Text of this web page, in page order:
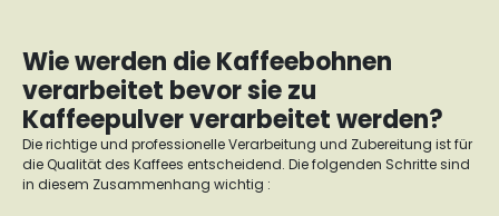
Wie werden die Kaffeebohnen
verarbeitet bevor sie zu
Kaffeepulver verarbeitet werden?
Die richtige und professionelle Verarbeitung und Zubereitung ist für
die Qualität des Kaffees entscheidend. Die folgenden Schritte sind
in diesem Zusammenhang wichtig :